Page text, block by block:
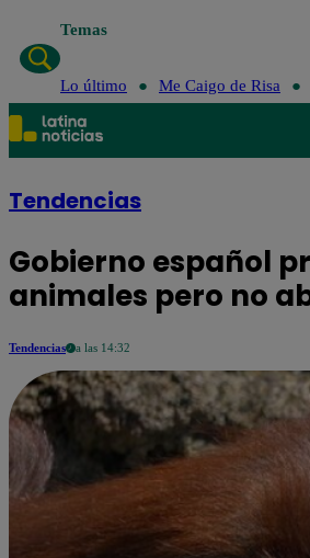
Temas
Lo último Me Caigo de Risa
Tendencias
Gobierno español
animales pero no
Tendencias a las 14:32